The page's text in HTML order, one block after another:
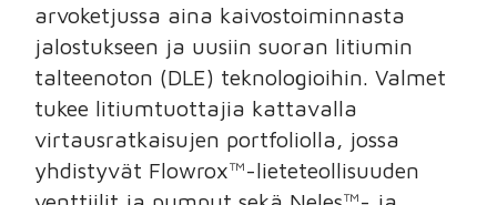
arvoketjussa aina kaivostoiminnasta
jalostukseen ja uusiin suoran litiumin
talteenoton (DLE) teknologioihin. Valmet
tukee litiumtuottajia kattavalla
virtausratkaisujen portfoliolla, jossa
yhdistyvät Flowrox™-lieteteollisuuden